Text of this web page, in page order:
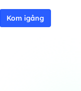
Kom igång